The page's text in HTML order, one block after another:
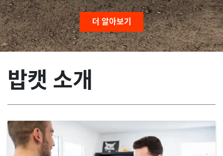
더 알아보기
밥캣 소개